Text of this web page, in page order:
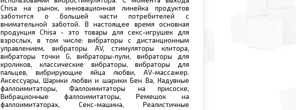
Chisa на рынок, инновационная линейка продуктов
заботится о большей части потребителей с
внимательной заботой. В настоящее время основная
продукция Chisa - это товары для секс-игрушек для
взрослых, в том числе: вибраторы с дистанционным
управлением, вибраторы AV, стимуляторы клитора,
вибраторы точки G, вибраторы-пули, вибраторы для
кроликов, классические вибраторы, вибраторы для
пальцев, вибрирующие яйца любви, AV-массажер.
Аксессуары, Шарики любви и шарики Бен Ва, Надувные
фаллоимитаторы, Фаллоимитаторы на присоске,
Вибрационные фаллоимитаторы, Ремешок на
фаллоимитаторах, Секс-машина, Реалистичные